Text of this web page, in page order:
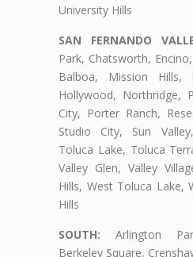
University Hills
SAN FERNANDO
Park, Chatsworth,
Balboa, Mission
Hollywood, Northridge,
City, Porter Ranch,
Studio City, Sun
Toluca Lake, Toluca
Valley Glen, Valley
Hills, West Toluca Lake,
Hills
SOUTH: Arlington
Berkeley Square,